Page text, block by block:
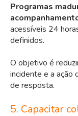
Programas
acessíveis 24
definidos.
O objetivo é
incidente e a ação
de resposta.
5. Capacitar